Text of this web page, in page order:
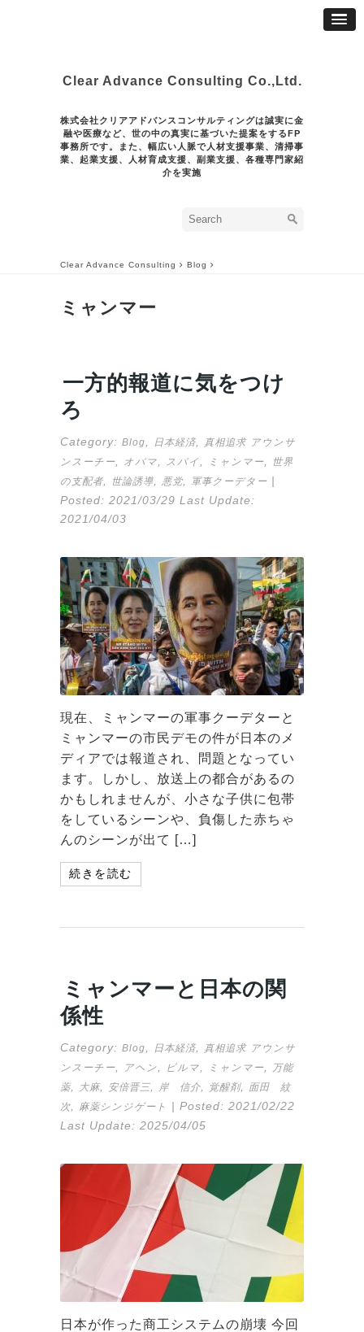
Clear Advance Consulting Co.,Ltd.
株式会社クリアアドバンスコンサルティングは誠実に金
融や医療など、世の中の真実に基づいた提案をするFP
事務所です。また、幅広い人脈で人材支援事業、清掃事
業、起業支援、人材育成支援、副業支援、各種専門家紹
介を実施
Clear Advance Consulting Blog
ミャンマー
一方的報道に気をつけ
ろ
Category: Blog 日本経済 真相追求 アウンサ
ンスーチー
オバマ スパイ ミャンマー
世界
の支配者
世論誘導 悪党 軍事クーデター |
Posted: 2021/03/29 Last Update:
2021/04/03
現在、ミャンマーの軍事クーデターと
ミャンマーの市民デモの件が日本のメ
ディアでは報道され、問題となってい
ます。しかし、放送上の都合があるの
かもしれませんが、小さな子供に包帯
をしているシーンや、負傷した赤ちゃ
んのシーンが出て […]
続きを読む
ミャンマーと日本の関
係性
Category: Blog 日本経済 真相追求 アウンサ
ンスーチー
アヘン ビルマ ミャンマー
万能
薬, 大麻, 安倍晋三 岸 信介 覚醒剤,
面田 紋
次
麻薬シンジゲート | Posted: 2021/02/22
Last Update: 2025/04/05
日本が作った商工システムの崩壊 今回